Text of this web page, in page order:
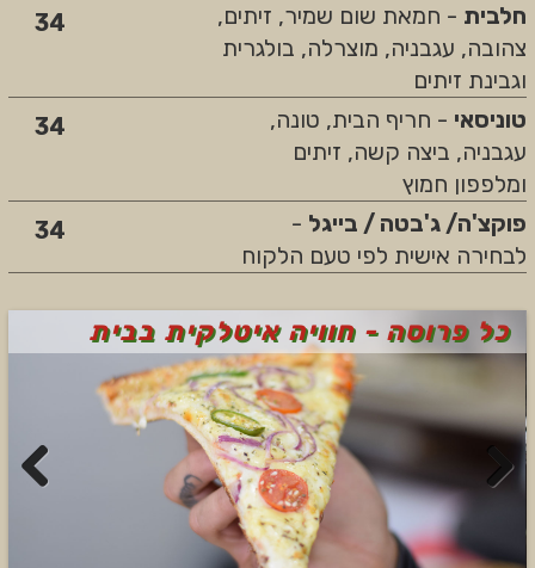
חלבית - חמאת שום שמיר, זיתים,
צהובה, עגבניה, מוצרלה, בולגרית
וגבינת זיתים
34
טוניסאי - חריף הבית, טונה,
עגבניה, ביצה קשה, זיתים
ומלפפון חמוץ
34
פוקצ'ה/ ג'בטה / בייגל -
לבחירה אישית לפי טעם הלקוח
34
כל פרוסה - חוויה איטלקית בבית